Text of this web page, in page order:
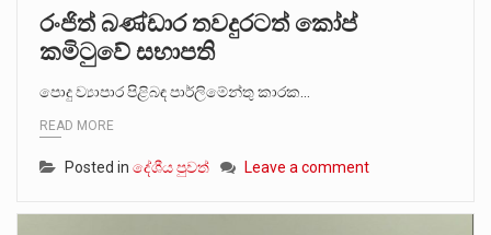
රංජිත් බණ්ඩාර තවදුරටත් කෝප්
කමිටුවේ සභාපති
පොදු ව්‍යාපාර පිළිබඳ පාර්ලිමේන්තු කාරක…
READ MORE
Posted in දේශීය පුවත් Leave a comment